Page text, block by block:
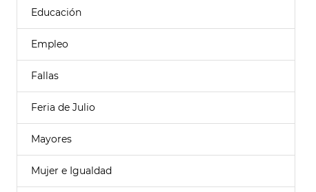
Educación
Empleo
Fallas
Feria de Julio
Mayores
Mujer e Igualdad